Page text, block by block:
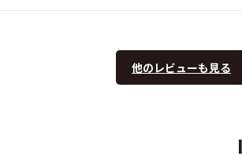
他のレビューも見る